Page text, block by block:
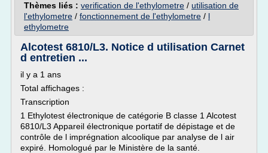
Thèmes liés : verification de l'ethylometre / utilisation de
l'ethylometre / fonctionnement de l'ethylometre / l
ethylometre
Alcotest 6810/L3. Notice d utilisation Carnet
d entretien ...
il y a 1 ans
Total affichages :
Transcription
1 Ethylotest électronique de catégorie B classe 1 Alcotest
6810/L3 Appareil électronique portatif de dépistage et de
contrôle de l imprégnation alcoolique par analyse de l air
expiré. Homologué par le Ministère de la santé.